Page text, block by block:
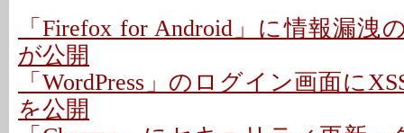
「Firefox for Android」に情報漏洩
が公開
「WordPress」のログイン画面に
を公開